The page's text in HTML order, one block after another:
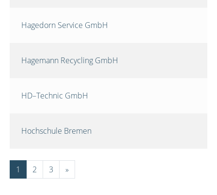
Hagedorn Service GmbH
Hagemann Recycling GmbH
HD–Technic GmbH
Hochschule Bremen
1 2 3 »